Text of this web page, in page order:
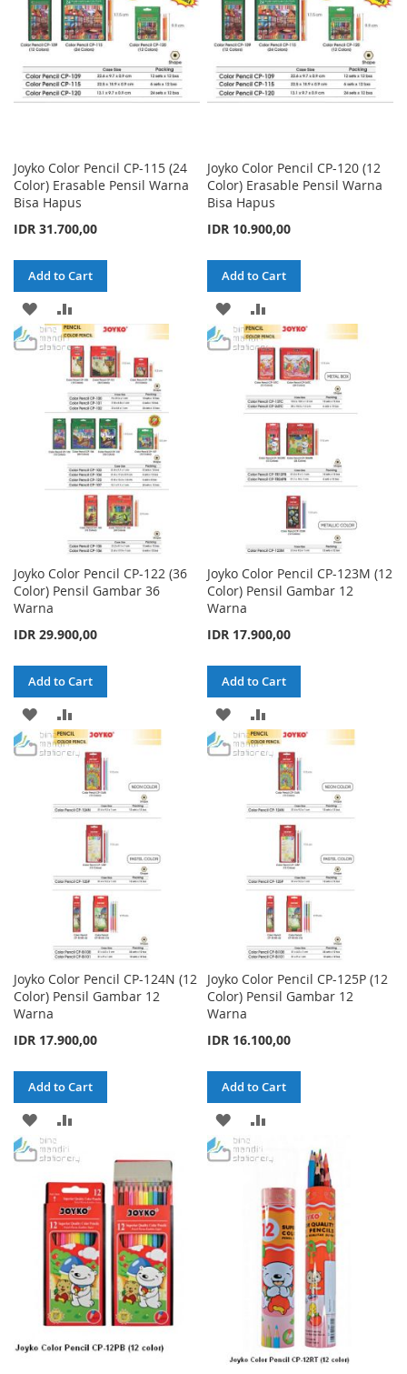
Joyko Color Pencil CP-115 (24
Color) Erasable Pensil Warna
Bisa Hapus
IDR 31.700,00
Add to Cart
ADD
TO
WISH
TO
COMPARE
Joyko Color Pencil CP-120 (12
Color) Erasable Pensil Warna
Bisa Hapus
IDR 10.900,00
Add to Cart
ADD
TO
WISH
LIST
TO
COMPARE
Joyko Color Pencil CP-122 (36
Color) Pensil Gambar 36
Warna
IDR 29.900,00
Add to Cart
ADD
TO
LIST
TO
COMPARE
Joyko Color Pencil CP-123M (12
Color) Pensil Gambar 12
Warna
IDR 17.900,00
Add to Cart
ADD
TO
LIST
TO
COMPARE
Joyko Color Pencil CP-124N (12
Color) Pensil Gambar 12
Warna
IDR 17.900,00
Add to Cart
ADD
TO
WISH
LIST
COMPARE
Joyko Color Pencil CP-125P (12
Color) Pensil Gambar 12
Warna
IDR 16.100,00
Add to Cart
ADD
TO
COMPARE